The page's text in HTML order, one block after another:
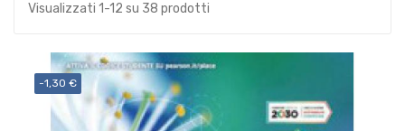
Visualizzati 1-12 su 38 prodotti
-1,30 €